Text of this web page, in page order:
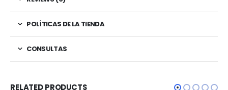
POLÍTICAS DE LA TIENDA
CONSULTAS
RELATED PRODUCTS